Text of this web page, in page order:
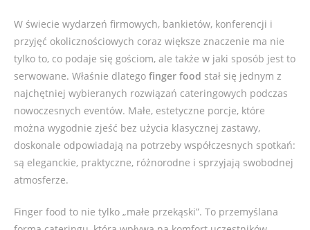
W świecie wydarzeń firmowych, bankietów, konferencji i
przyjęć okolicznościowych coraz większe znaczenie ma nie
tylko to, co podaje się gościom, ale także w jaki sposób jest to
serwowane. Właśnie dlatego finger food stał się jednym z
najchętniej wybieranych rozwiązań cateringowych podczas
nowoczesnych eventów. Małe, estetyczne porcje, które
można wygodnie zjeść bez użycia klasycznej zastawy,
doskonale odpowiadają na potrzeby współczesnych spotkań:
są eleganckie, praktyczne, różnorodne i sprzyjają swobodnej
atmosferze.
Finger food to nie tylko „małe przekąski”. To przemyślana